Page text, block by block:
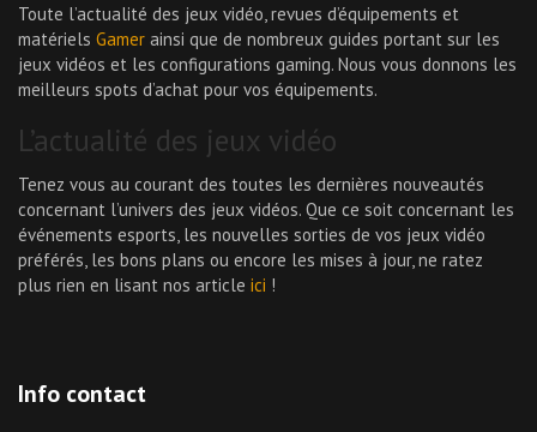
Toute l’actualité des jeux vidéo, revues d’équipements et
matériels Gamer ainsi que de nombreux guides portant sur les
jeux vidéos et les configurations gaming. Nous vous donnons les
meilleurs spots d’achat pour vos équipements.
L’actualité des jeux vidéo
Tenez vous au courant des toutes les dernières nouveautés
concernant l’univers des jeux vidéos. Que ce soit concernant les
événements esports, les nouvelles sorties de vos jeux vidéo
préférés, les bons plans ou encore les mises à jour, ne ratez
plus rien en lisant nos article ici !
Info contact